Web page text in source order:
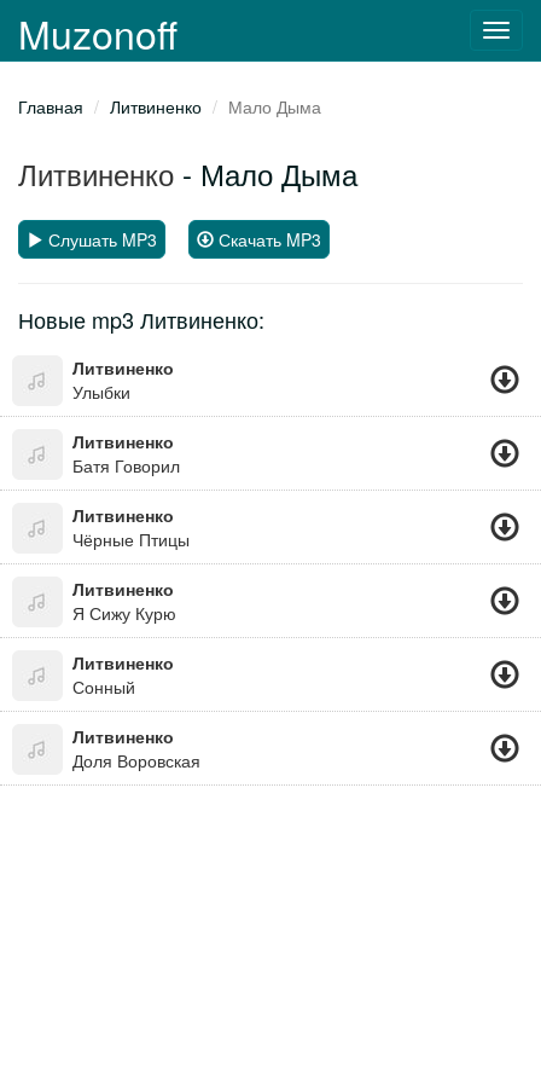
Muzonoff
Главная Литвиненко Мало Дыма
Литвиненко - Мало Дыма
Слушать MP3 Скачать MP3
Новые mp3 Литвиненко:
Литвиненко
Улыбки
Литвиненко
Батя Говорил
Литвиненко
Чёрные Птицы
Литвиненко
Я Сижу Курю
Литвиненко
Сонный
Литвиненко
Доля Воровская